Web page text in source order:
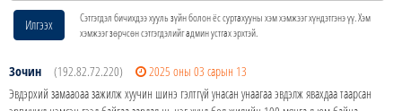
Илгээх
Сэтгэгдэл бичихдээ хууль зүйн болон ёс суртахууны хэм хэмжээг хүндэтгэнэ үү. Хэм
хэмжээг зөрчсөн сэтгэгдэлийг админ устгах эрхтэй.
Зочин (192.82.72.220)
2025 оны 03 сарын 13
Эвдэрхий замааоаа зажилж хуучин шинэ гэлтгүй унасан унаагаа эвдэлж явахдаа таарсан